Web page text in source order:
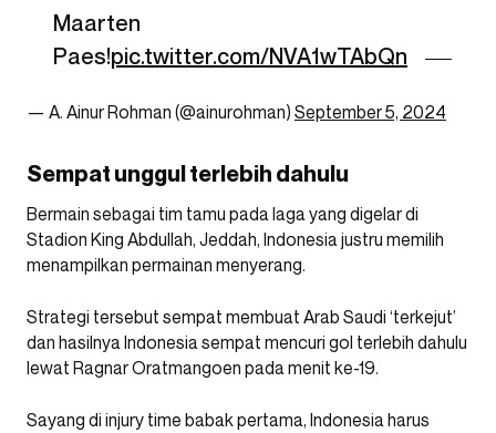
Maarten
Paes!pic.twitter.com/NVA1wTAbQn
— A. Ainur Rohman (@ainurohman) September 5, 2024
Sempat unggul terlebih dahulu
Bermain sebagai tim tamu pada laga yang digelar di
Stadion King Abdullah, Jeddah, Indonesia justru memilih
menampilkan permainan menyerang.
Strategi tersebut sempat membuat Arab Saudi ‘terkejut’
dan hasilnya Indonesia sempat mencuri gol terlebih dahulu
lewat Ragnar Oratmangoen pada menit ke-19.
Sayang di injury time babak pertama, Indonesia harus